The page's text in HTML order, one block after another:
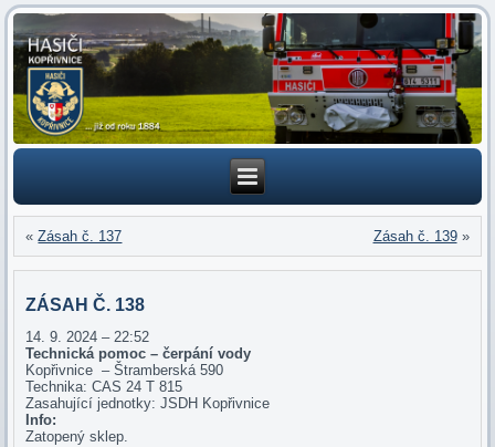
«Zásah č. 137 Zásah č. 139»
ZÁSAH Č. 138
14. 9. 2024 – 22:52
Technická pomoc – čerpání vody
Kopřivnice – Štramberská 590
Technika: CAS 24 T 815
Zasahující jednotky: JSDH Kopřivnice
Info:
Zatopený sklep.